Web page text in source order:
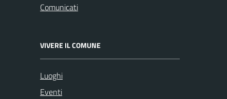
Comunicati
VIVERE IL COMUNE
Luoghi
Eventi